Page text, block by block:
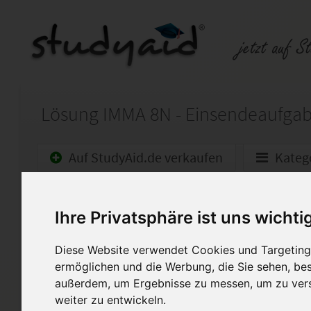
Ihre Privatsphäre ist uns
Diese Website verwendet Cookies und
ermöglichen und die Werbung, die Sie sehen,
außerdem, um Ergebnisse zu messen, um zu
weiter zu entwickeln.
Auf StudyAid.de verkaufen
Nach meinem
habe ich als Vorbereitung
gepr. Immobilienmakler ILS